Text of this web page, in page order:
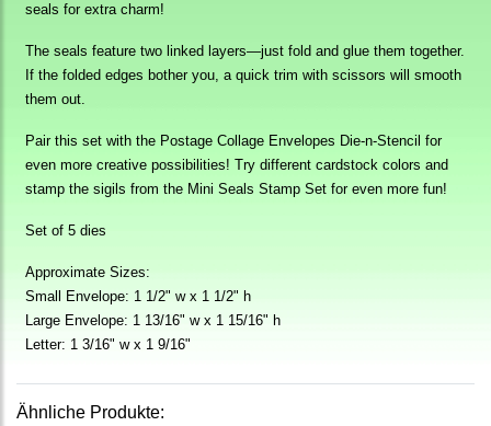
seals for extra charm!
The seals feature two linked layers—just fold and glue them together.
If the folded edges bother you, a quick trim with scissors will smooth
them out.
Pair this set with the Postage Collage Envelopes Die-n-Stencil for
even more creative possibilities! Try different cardstock colors and
stamp the sigils from the Mini Seals Stamp Set for even more fun!
Set of 5 dies
Approximate Sizes:
Small Envelope: 1 1/2" w x 1 1/2" h
Large Envelope: 1 13/16" w x 1 15/16" h
Letter: 1 3/16" w x 1 9/16"
Ähnliche Produkte: